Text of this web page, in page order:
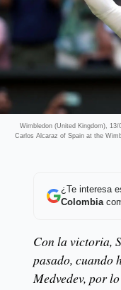
Wimbledon (United Kingdom),
Carlos Alcaraz of Spain at the
¿Te interesa
Colombia
Con la victoria,
pasado, cuando
Medvedev, por